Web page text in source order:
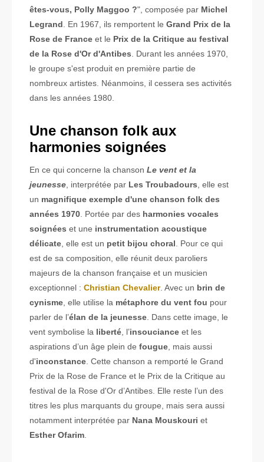
êtes-vous, Polly Maggoo ?", composée par Michel
Legrand . En 1967, ils remportent le Grand Prix de la
Rose de France et le Prix de la Critique au festival
de la Rose d'Or d'Antibes . Durant les années 1970,
le groupe s'est produit en première partie de
nombreux artistes. Néanmoins, il cessera ses activités
dans les années 1980.
Une chanson folk aux
harmonies soignées
En ce qui concerne la chanson Le vent et la
jeunesse , interprétée par Les Troubadours , elle est
un magnifique exemple d'une chanson folk des
années 1970 . Portée par des harmonies vocales
soignées et une instrumentation acoustique
délicate , elle est un petit bijou choral . Pour ce qui
est de sa composition, elle réunit deux paroliers
majeurs de la chanson française et un musicien
exceptionnel : Christian Chevalier. Avec un brin de
cynisme , elle utilise la métaphore du vent fou pour
parler de l’élan de la jeunesse . Dans cette image, le
vent symbolise la liberté , l’insouciance et les
aspirations d’un âge plein de fougue mais aussi
d'inconstance . Cette chanson a remporté le Grand
Prix de la Rose de France et le Prix de la Critique au
festival de la Rose d'Or d’Antibes. Elle reste l’un des
titres les plus marquants du groupe, mais sera aussi
notamment interprétée par Nana Mouskouri et
Esther Ofarim